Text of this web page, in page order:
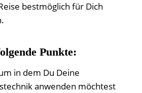
bestmöglich für Dich
Punkte:
in dem Du Deine
anwenden möchtest